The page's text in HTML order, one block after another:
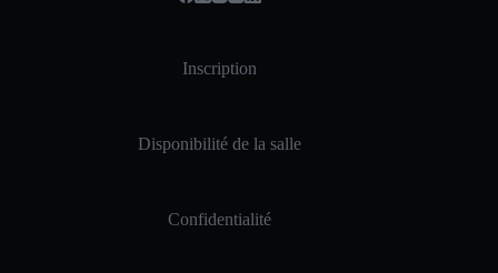
Inscription
Disponibilité de la salle
Confidentialité